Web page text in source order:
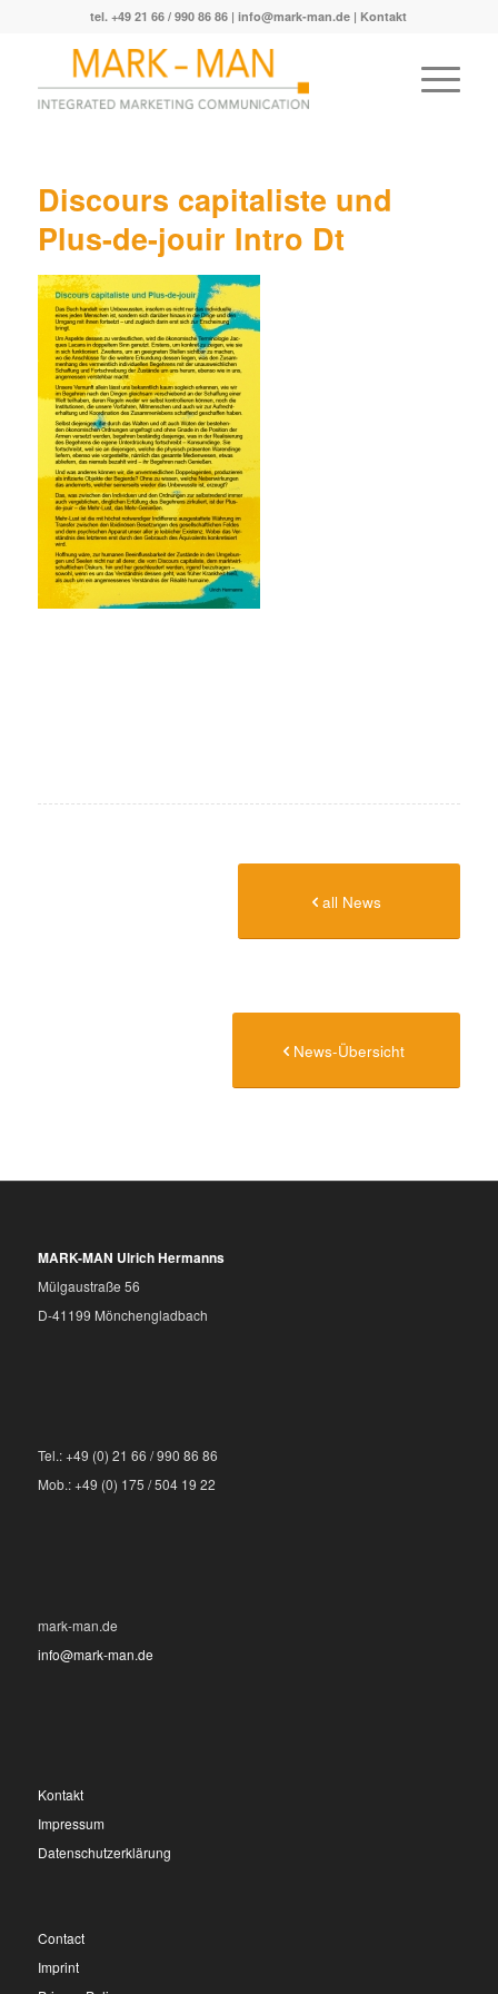
tel. +49 21 66 / 990 86 86 |info@mark-man.de | Kontakt
Discours capitaliste und
Plus-de-jouir Intro Dt
all News
News-Übersicht
MARK-MAN Ulrich Hermanns
Mülgaustraße 56
D-41199 Mönchengladbach
Tel.: +49 (0) 21 66 / 990 86 86
Mob.: +49 (0) 175 / 504 19 22
mark-man.de
info@mark-man.de
Kontakt
Impressum
Datenschutzerklärung
Contact
Imprint